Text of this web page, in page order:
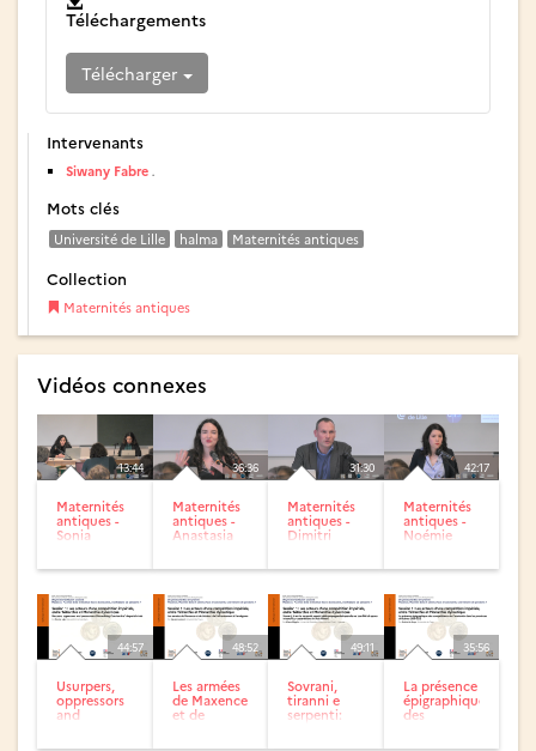
Téléchargements
Télécharger
Intervenants
Siwany Fabre .
Mots clés
Université de Lille halma Maternités antiques
Collection
Maternités antiques
Vidéos connexes
13:44
Maternités
antiques -
Sonia
36:36
Maternités
antiques -
Anastasia
31:30
Maternités
antiques -
Dimitri
42:17
Maternités
antiques -
Noémie
44:57
Usurpers,
oppressors
and
48:52
Les armées
de Maxence
et de
49:11
Sovrani,
tiranni e
serpenti:
35:56
La présence
épigraphique
des